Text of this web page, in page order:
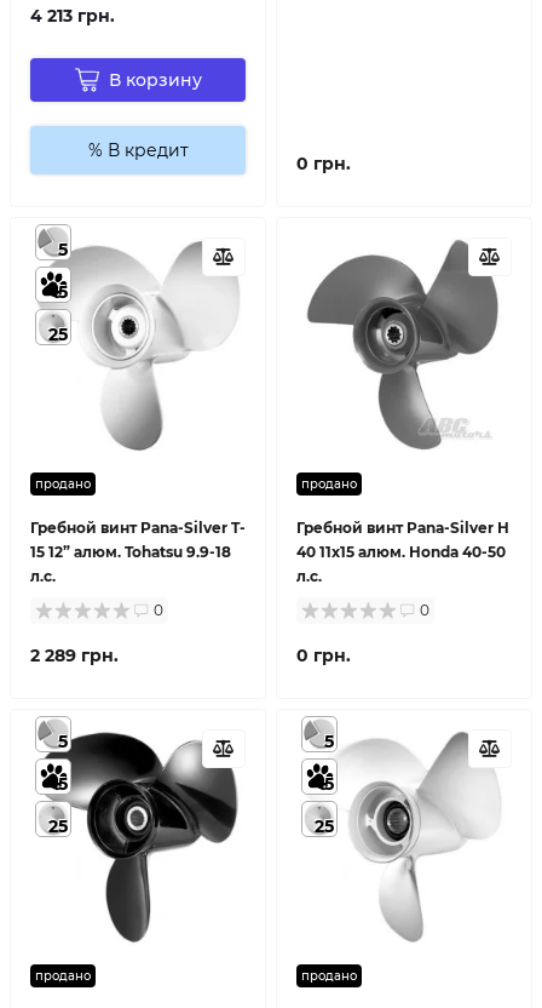
4 213 грн.
В корзину
% В кредит
0 грн.
продано
Гребной винт Pana-Silver T-
15 12” алюм. Tohatsu 9.9-18
л.с.
5
5
25
0
2 289 грн.
продано
Гребной винт Pana-Silver H
40 11x15 алюм. Honda 40-50
л.с.
0
0 грн.
продано
5
5
25
продано
5
5
25